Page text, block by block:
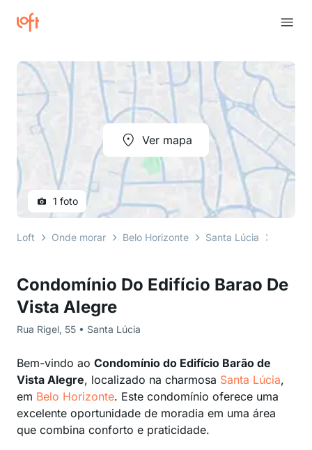
Condomínio Do Edifício Barao De
Vista Alegre
Rua Rigel, 55 • Santa Lúcia
Bem-vindo ao Condomínio do Edifício Barão de
Vista Alegre, localizado na charmosa Santa Lúcia,
em Belo Horizonte. Este condomínio oferece uma
excelente oportunidade de moradia em uma área
que combina conforto e praticidade.
Ver mapa
1 foto
Loft Onde morar Belo Horizonte Santa Lúcia